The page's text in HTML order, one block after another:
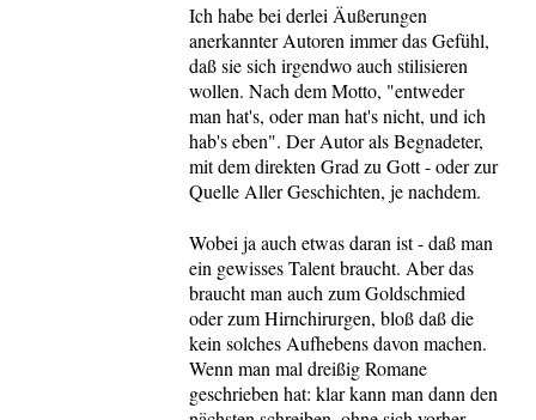
Ich habe bei derlei Äußerungen
anerkannter Autoren immer das Gefühl,
daß sie sich irgendwo auch stilisieren
wollen. Nach dem Motto, "entweder
man hat's, oder man hat's nicht, und ich
hab's eben". Der Autor als Begnadeter,
mit dem direkten Grad zu Gott - oder zur
Quelle Aller Geschichten, je nachdem.
Wobei ja auch etwas daran ist - daß man
ein gewisses Talent braucht. Aber das
braucht man auch zum Goldschmied
oder zum Hirnchirurgen, bloß daß die
kein solches Aufhebens davon machen.
Wenn man mal dreißig Romane
geschrieben hat: klar kann man dann den